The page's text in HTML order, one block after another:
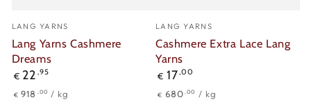
Verkäufer/in:
LANG YARNS
Lang Yarns Cashmere
Dreams
Regulärer
Preis
€ 22 ,95
Stückpreis
€ 918 ,00 / pro
kg
Verkäufer/in:
LANG YARNS
Cashmere Extra Lace Lang
Yarns
Regulärer
Preis
€ 17,00
Stückpreis
€ 680 ,00 / pro
kg